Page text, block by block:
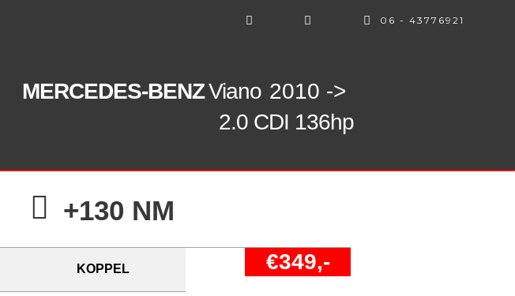
06 - 43776921
MERCEDES-BENZViano 2010 ->
2.0 CDI 136hp
+130 NM
KOPPEL €349,-